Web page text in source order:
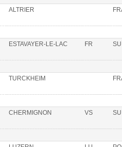
ALTRIER
ESTAVAYER-LE-LAC FR
TURCKHEIM
CHERMIGNON VS